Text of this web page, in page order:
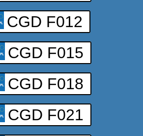
CGD F012
CGD F015
CGD F018
CGD F021